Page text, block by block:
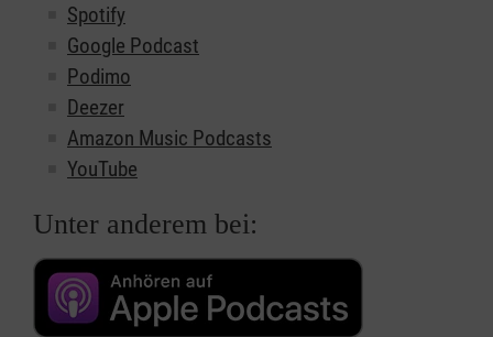
Spotify
Google Podcast
Podimo
Deezer
Amazon Music Podcasts
YouTube
Unter anderem bei: